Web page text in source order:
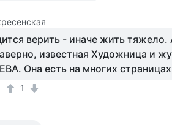
верить - иначе жить
известная Художница и
Она есть на многих
1